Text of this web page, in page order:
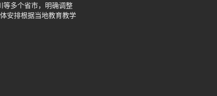
等多个省市，明确调整
安排根据当地教育教学